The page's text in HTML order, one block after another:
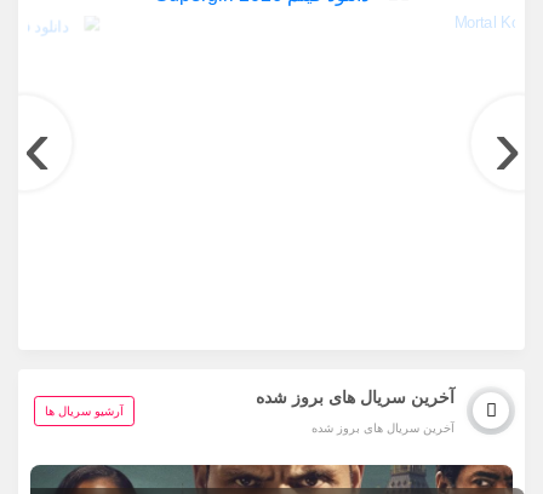
‹
›
آخرین سریال های بروز شده
آخرین سریال های بروز شده
آرشیو سریال ها